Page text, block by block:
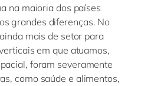
na maioria dos países
grandes diferenças. No
mais de setor para
em que atuamos,
foram severamente
como saúde e alimentos,